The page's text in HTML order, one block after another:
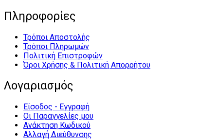
Πληροφορίες
Τρόποι Αποστολής
Τρόποι Πληρωμών
Πολιτική Επιστροφών
Όροι Χρήσης & Πολιτική Απορρήτου
Λογαριασμός
Είσοδος - Εγγραφή
Οι Παραγγελίες μου
Ανάκτηση Κωδικού
Αλλαγή Διεύθυνσης